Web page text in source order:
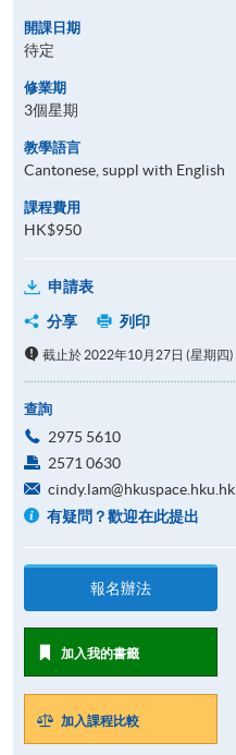
開課日期
待定
修業期
3個星期
教學語言
Cantonese, suppl with English
課程費用
HK$950
申請表
分享
列印
截止於 2022年10月27日 (星期四)
查詢
2975 5610
2571 0630
cindy.lam@hkuspace.hku.hk
有疑問？歡迎在此提出
報名辦法
加入我的書籤
加入課程比較